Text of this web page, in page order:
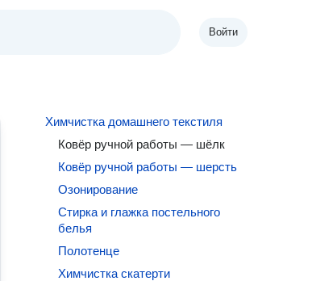
Войти
Химчистка домашнего текстиля
Ковёр ручной работы — шёлк
Ковёр ручной работы — шерсть
Озонирование
Стирка и глажка постельного
белья
Полотенце
Химчистка скатерти